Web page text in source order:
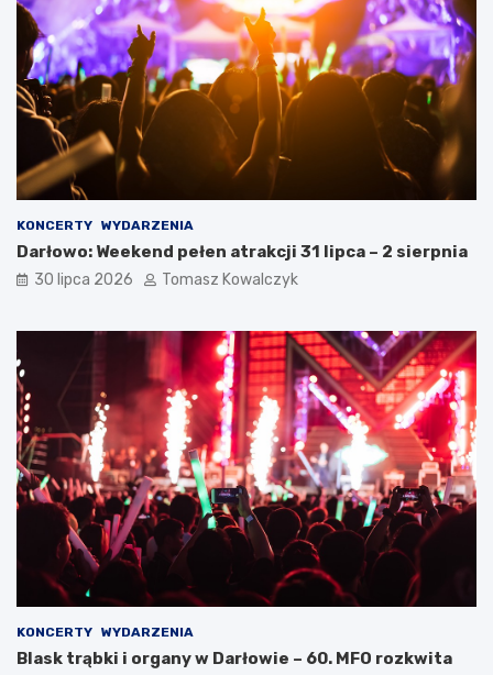
KONCERTY WYDARZENIA
Darłowo: Weekend pełen atrakcji 31 lipca – 2 sierpnia
30 lipca 2026 Tomasz Kowalczyk
KONCERTY WYDARZENIA
Blask trąbki i organy w Darłowie – 60. MFO rozkwita